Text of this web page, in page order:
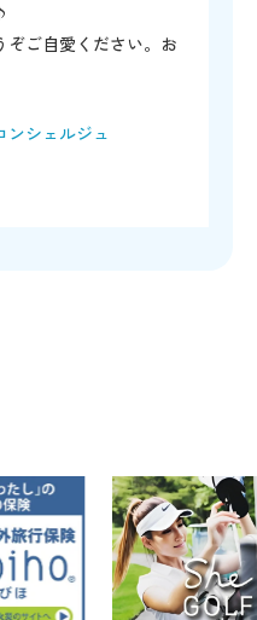
ご自愛ください。お
シェルジュ